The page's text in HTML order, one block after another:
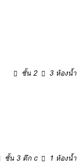
ชั้น 2
3 ห้องน้ำ
ชั้น 3 ตึก c
1 ห้องน้ำ